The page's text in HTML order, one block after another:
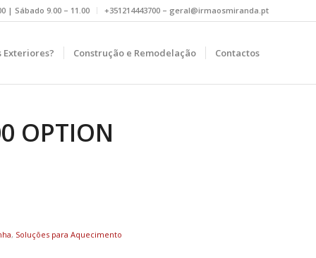
| Sábado 9.00 – 11.00 +351214443700 – geral@irmaosmiranda.pt
Exteriores? Construção e Remodelação Contactos
OPTION
, Soluções para Aquecimento